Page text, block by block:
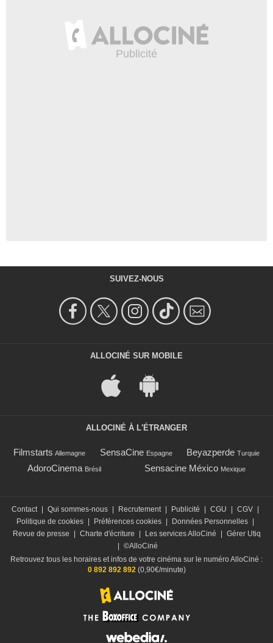
SUIVEZ-NOUS
ALLOCINÉ SUR MOBILE
ALLOCINÉ À L'ÉTRANGER
Filmstarts Allemagne SensaCine Espagne Beyazperde Turquie
AdoroCinema Brésil Sensacine México Mexique
Contact Qui sommes-nous Recrutement Publicité CGU CGV
Politique de cookies
Préférences cookies Données Personnelles
Revue de presse
Charte d'écriture Les services AlloCiné
Gérer Utiq
©AlloCiné
Retrouvez tous les horaires et infos de votre cinéma sur le numéro AlloCiné :
0 892 892 892(0,90€/minute)